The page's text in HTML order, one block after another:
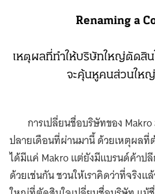
Renaming a
เหตุผลที่ทำให้บริษัทใหญ่ตัดสิ
จะคุ้นหูคนส่วนให
การเปลี่ยนชื่อบริษัทของ
ปลายเดือนที่ผ่านมานี้ ด้วยเหตุผลที่
ได้มีแค่ Makro แต่ยังมีแบรนด์ค้าปลี
ด้วยเช่นกัน ชวนให้เราคิดว่าที่จริง